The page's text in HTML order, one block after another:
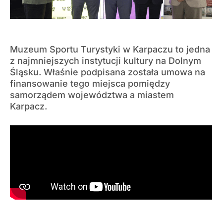
Muzeum Sportu Turystyki w Karpaczu to jedna
z najmniejszych instytucji kultury na Dolnym
Śląsku. Właśnie podpisana została umowa na
finansowanie tego miejsca pomiędzy
samorządem województwa a miastem
Karpacz.